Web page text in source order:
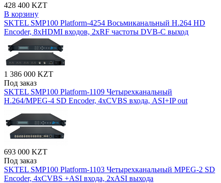
428 400 KZT
В корзину
SKTEL SMP100 Platform-4254 Восьмиканальный H.264 HD
Encoder, 8xHDMI входов, 2xRF частоты DVB-C выход
1 386 000 KZT
Под заказ
SKTEL SMP100 Platform-1109 Четырехканальный
H.264/MPEG-4 SD Encoder, 4xCVBS входа, ASI+IP out
693 000 KZT
Под заказ
SKTEL SMP100 Platform-1103 Четырехканальный MPEG-2 SD
Encoder, 4xCVBS +ASI входа, 2xASI выхода